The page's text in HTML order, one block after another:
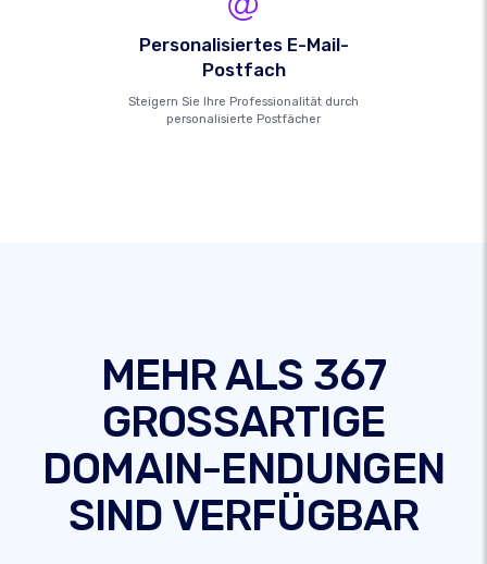
Personalisiertes E-Mail-
Postfach
Steigern Sie Ihre Professionalität durch
personalisierte Postfächer
MEHR ALS 367
GROSSARTIGE
DOMAIN-ENDUNGEN
SIND VERFÜGBAR